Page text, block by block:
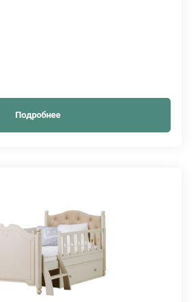
Подробнее